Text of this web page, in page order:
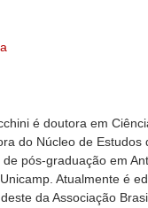
é doutora em
do Núcleo de
pós-graduação em
Atualmente é
da Associação